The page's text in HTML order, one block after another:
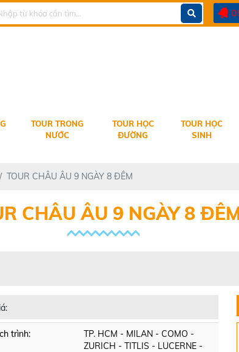
TOUR TRONG
NƯỚC
TOUR HỌC
ĐƯỜNG
TOUR HỌC
SINH
TOUR CHÂU ÂU 9 NGÀY 8 ĐÊM
CHÂU ÂU 9 NGÀY 8
trình:
TP. HCM - MILAN - COMO -
ZURICH - TITLIS - LUCERNE -